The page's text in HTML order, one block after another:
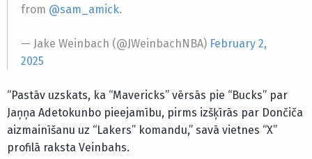
from @sam_amick.
— Jake Weinbach (@JWeinbachNBA) February 2,
2025
“Pastāv uzskats, ka “Mavericks” vērsās pie “Bucks” par
Jaņņa Adetokunbo pieejamību, pirms izšķīrās par Dončiča
aizmainīšanu uz “Lakers” komandu,” savā vietnes “X”
profilā raksta Veinbahs.